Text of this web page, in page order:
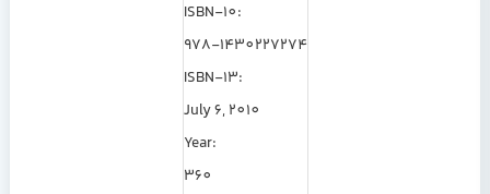
ISBN-10:
978-1430227274
ISBN-13:
July 6, 2010
Year:
360